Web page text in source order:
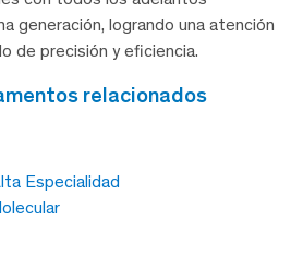
generación, logrando una atención
de precisión y eficiencia.
Especialidad